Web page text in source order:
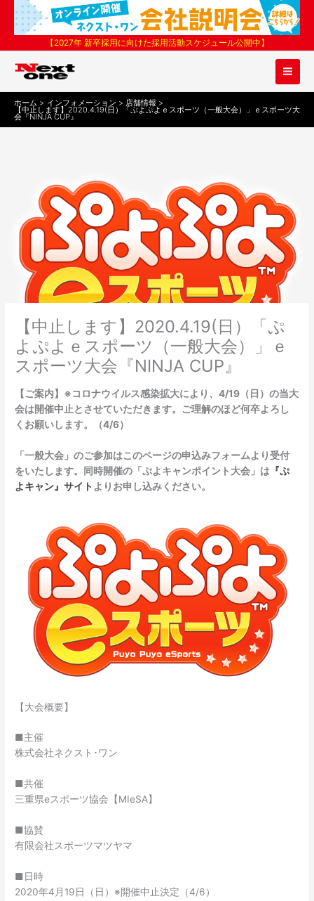
ス
【2027年 新卒採用に向けた採用活動スケジュール公開中】
ホーム インフォメーション 店舗情報
【中止します】2020.4.19(日）「ぷよぷよｅスポーツ（一般大会）」ｅスポーツ大
会『NINJA CUP』
【中止します】2020.4.19(日）「ぷ
よぷよｅスポーツ（一般大会）」ｅ
スポーツ大会『NINJA CUP』
【ご案内】※コロナウイルス感染拡大により、4/19（日）の当大
会は開催中止とさせていただきます。ご理解のほど何卒よろし
くお願いします。（4/6）
「一般大会」のご参加はこのページの申込みフォームより受付
をいたします。同時開催の「ぷよキャンポイント大会」は 『ぷ
よキャン』サイト よりお申し込みください。
【大会概要】
■主催
株式会社ネクスト･ワン
■共催
三重県eスポーツ協会【MIeSA】
■協賛
有限会社スポーツマツヤマ
■日時
2020年4月19日（日）※開催中止決定（4/6）